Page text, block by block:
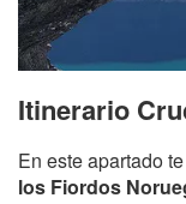
Itinerario
En este apartado
los Fiordos